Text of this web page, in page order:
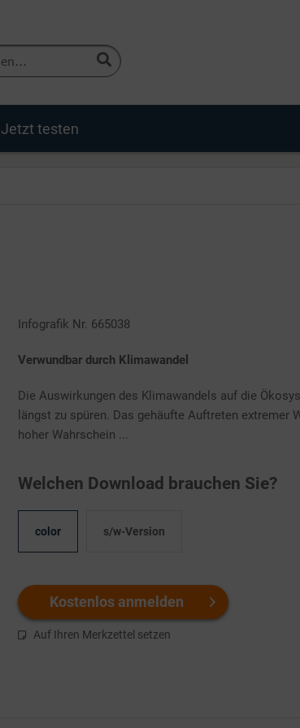
Jetzt testen
Infografik Nr. 665038
Verwundbar durch Klimawandel
Die Auswirkungen des Klimawandels auf die
längst zu spüren. Das gehäufte Auftreten extremer
hoher Wahrschein ...
Welchen Download brauchen Sie?
color s/w-Version
Kostenlos anmelden
Auf Ihren Merkzettel setzen